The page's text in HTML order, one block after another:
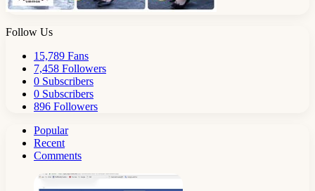
Follow Us
15,789 Fans
7,458 Followers
0 Subscribers
0 Subscribers
896 Followers
Popular
Recent
Comments